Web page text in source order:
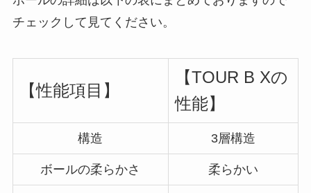
チェックして見てください。
【性能項目】
【TOUR B Xの
性能】
構造 3層構造
ボールの柔らかさ 柔らかい